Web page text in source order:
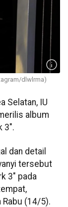
dlwlrma)
Selatan, IU
album
3".
dan detail
tersebut
3" pada
Rabu (14/5).